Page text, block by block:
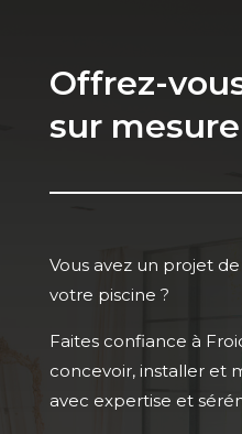
Offrez-
sur mesure
Vous avez un projet
votre piscine ?
Faites confiance à
concevoir, installer et
avec expertise et